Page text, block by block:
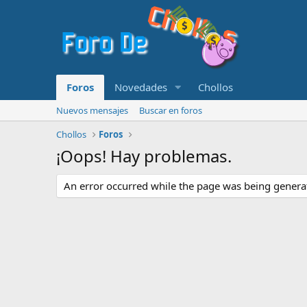
Foros Novedades Chollos
Nuevos mensajes
Buscar en foros
Chollos
Foros
¡Oops! Hay problemas.
An error occurred while the page was being